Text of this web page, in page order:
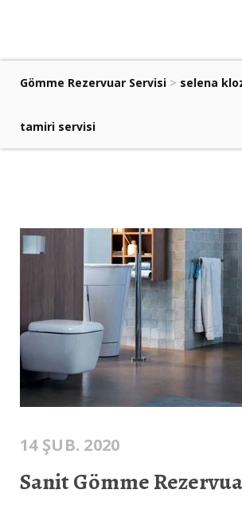
Gömme Rezervuar Servisi > selena
tamiri servisi
14 ŞUB. 2020
Sanit Gömme